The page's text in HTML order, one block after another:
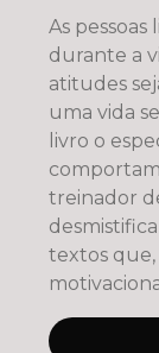
As
durante a
atitudes
uma vida
livro o
treinador
textos que,